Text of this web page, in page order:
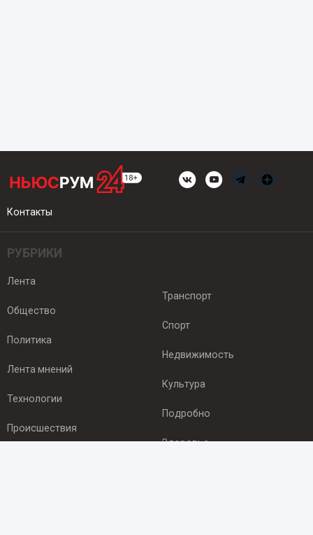
Контакты
РУБРИКИ
Лента
Общество
Политика
Лента мнений
Технологии
Происшествия
Транспорт
Спорт
Недвижимость
Культура
Подробно
Здоровье